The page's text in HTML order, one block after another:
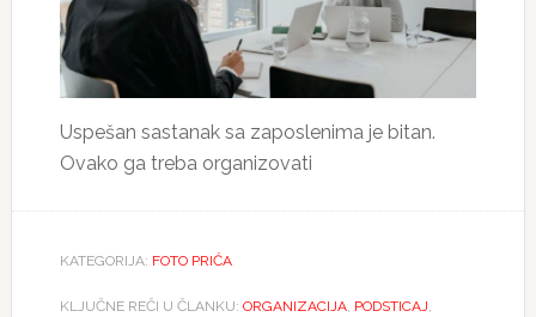
Uspešan sastanak sa zaposlenima je bitan.
Ovako ga treba organizovati
KATEGORIJA: FOTO PRIĆA
KLJUČNE REČI U ČLANKU: ORGANIZACIJA, PODSTICAJ,